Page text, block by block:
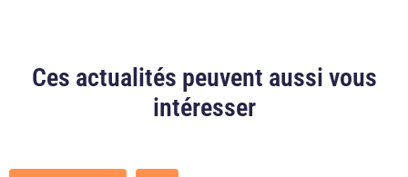
Ces actualités peuvent aussi vous
intéresser